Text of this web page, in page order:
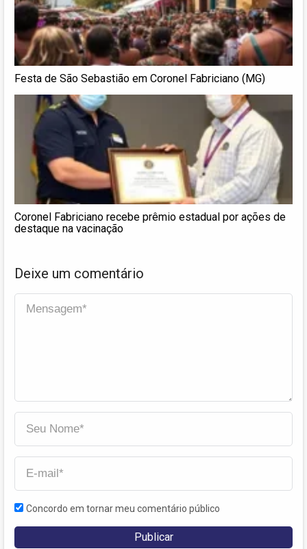
Festa de São Sebastião em Coronel Fabriciano (MG)
Coronel Fabriciano recebe prêmio estadual por ações de
destaque na vacinação
Deixe um comentário
Concordo em tornar meu comentário público